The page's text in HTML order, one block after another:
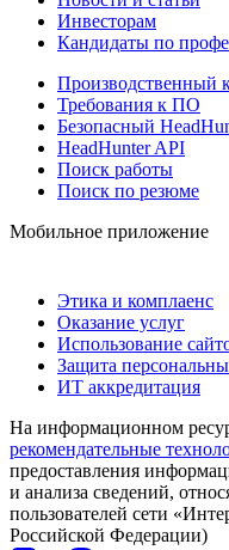
Инвесторам
Кандидаты по
Производственный
Требования к ПО
Безопасный
HeadHunter API
Поиск работы
Поиск по резюме
Мобильное приложение
Этика и комплаенс
Оказание услуг
Использование
Защита
ИТ аккредитация
На информационном
рекомендательные
предоставления
и анализа сведений,
пользователей сети
Российской Федерации)